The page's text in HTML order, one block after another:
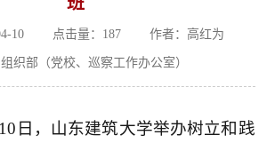
10 点击量： 187作者：高红为
织部（党校、巡察工作办公室）
日，山东建筑大学举办树立和践